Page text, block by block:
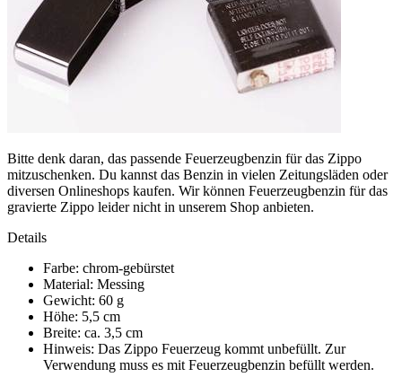
Bitte denk daran, das passende Feuerzeugbenzin für das Zippo
mitzuschenken. Du kannst das Benzin in vielen Zeitungsläden oder
diversen Onlineshops kaufen. Wir können Feuerzeugbenzin für das
gravierte Zippo leider nicht in unserem Shop anbieten.
Details
Farbe: chrom-gebürstet
Material: Messing
Gewicht: 60 g
Höhe: 5,5 cm
Breite: ca. 3,5 cm
Hinweis: Das Zippo Feuerzeug kommt unbefüllt. Zur
Verwendung muss es mit Feuerzeugbenzin befüllt werden.